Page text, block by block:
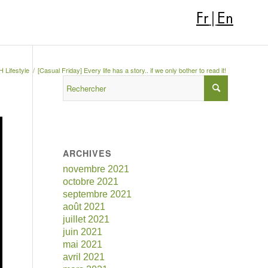
Fr En
Lifestyle / [Casual Friday] Every life has a story.. if we only bother to read it!
ARCHIVES
novembre 2021
octobre 2021
septembre 2021
août 2021
juillet 2021
juin 2021
mai 2021
avril 2021